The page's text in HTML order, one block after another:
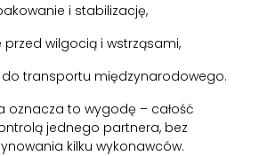
i stabilizację,
przed wilgocią i wstrząsami,
transportu międzynarodowego.
oznacza to wygodę – całość
jednego partnera, bez
kilku wykonawców.